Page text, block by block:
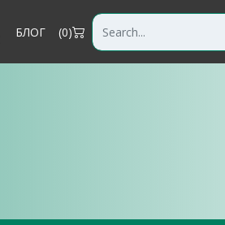
БЛОГ (0)